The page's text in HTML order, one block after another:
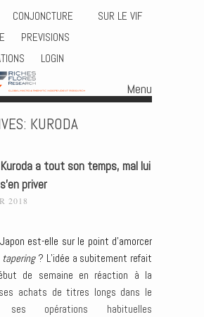
CONJONCTURE
SUR LE VIF
PREVISIONS
LOGIN
Menu
KURODA
Kuroda a tout son temps, mal lui
priver
2018
est-elle sur le point d’amorcer
tapering? L’idée a subitement refait
de semaine en réaction à la
achats de titres longs dans le
opérations habituelles